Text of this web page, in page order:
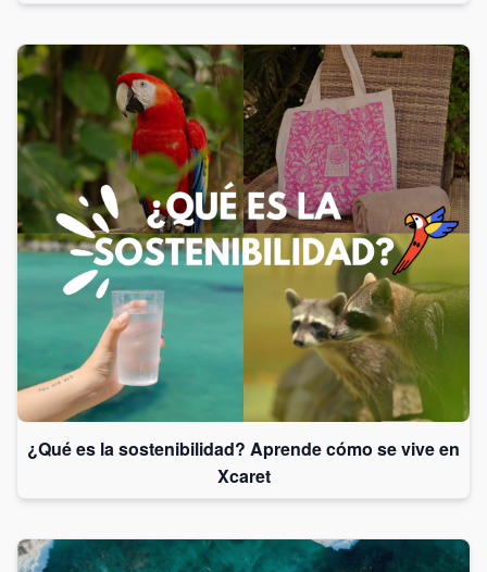
¿Qué es la sostenibilidad? Aprende cómo se vive en
Xcaret